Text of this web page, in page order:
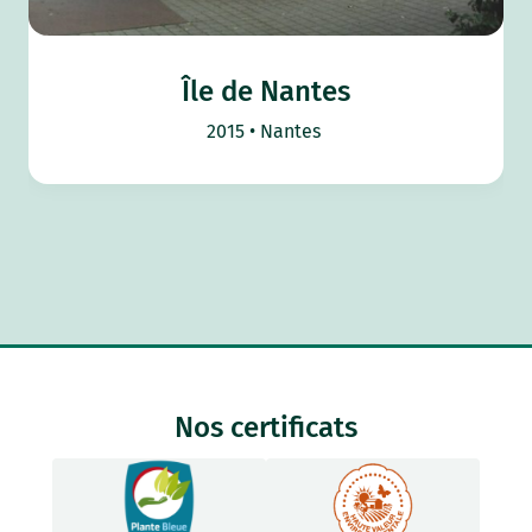
Île de Nantes
2015 Nantes
Nos certificats